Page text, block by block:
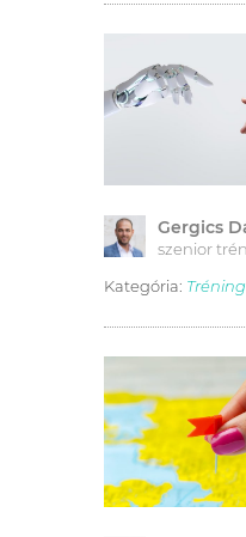
Gergics
szenior
Kategória: Tréning